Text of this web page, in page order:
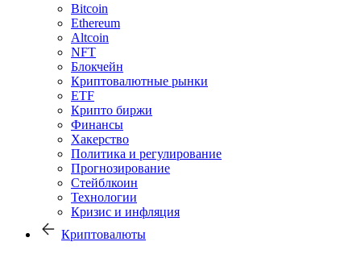
Bitcoin
Ethereum
Altcoin
NFT
Блокчейн
Криптовалютные рынки
ETF
Крипто биржи
Финансы
Хакерство
Политика и регулирование
Прогнозирование
Стейблкоин
Технологии
Кризис и инфляция
Криптовалюты